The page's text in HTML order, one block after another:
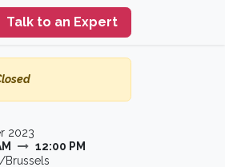
Talk to an Expert
2023
12:00 PM
Brussels